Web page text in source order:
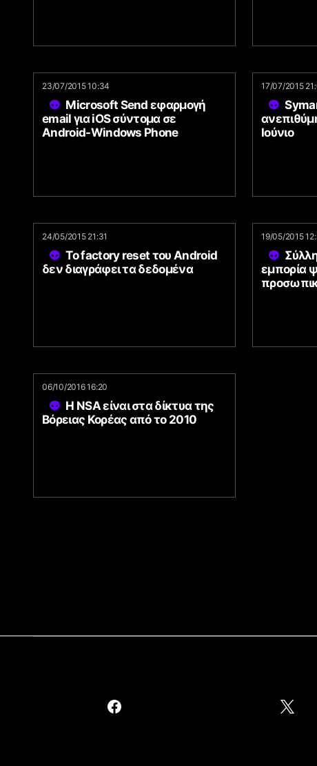
23/07/2015 10:34
Microsoft Send εφαρμογή
email για iOS σύντομα σε
Android-Windows Phone
17/07/2015
Ιούνιο
24/05/2015 21:31
Το factory reset του Android
δεν διαγράφει τα δεδομένα
19/05/2015
εμπορία
06/10/2016 16:20
Η NSA είναι στα δίκτυα της
Βόρειας Κορέας από το 2010